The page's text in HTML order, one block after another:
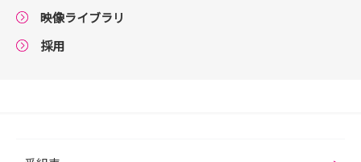
映像ライブラリ
採用